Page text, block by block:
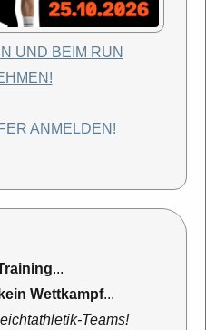
UND BEIM RUN
ANMELDEN!
...
Wettkampf...
Teams!